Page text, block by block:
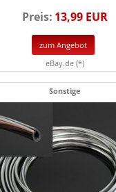
Preis: 13,99 EUR
zum Angebot
eBay.de (*)
Sonstige